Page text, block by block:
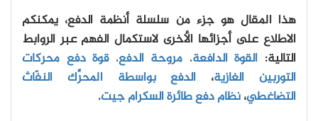
هذا المقال هو جزء من سلسلة أنظمة الدفع، يمكنكم
الاطلاع على أجزائها الأخرى لاستكمال الفهم عبر الروابط
التالية: القوة الدافعة، مروحة الدفع،قوة دفع محركات
التوربين الغازية، الدفع بواسطة المحرِّك النفّاث
التضاغطي،نظام دفع طائرة السكرام جيت.